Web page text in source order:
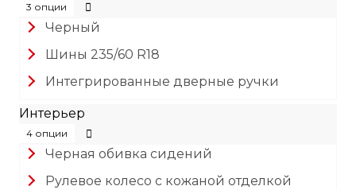
3 опции
Черный
Шины 235/60 R18
Интегрированные дверные ручки
Интерьер
4 опции
Черная обивка сидений
Рулевое колесо с кожаной отделкой